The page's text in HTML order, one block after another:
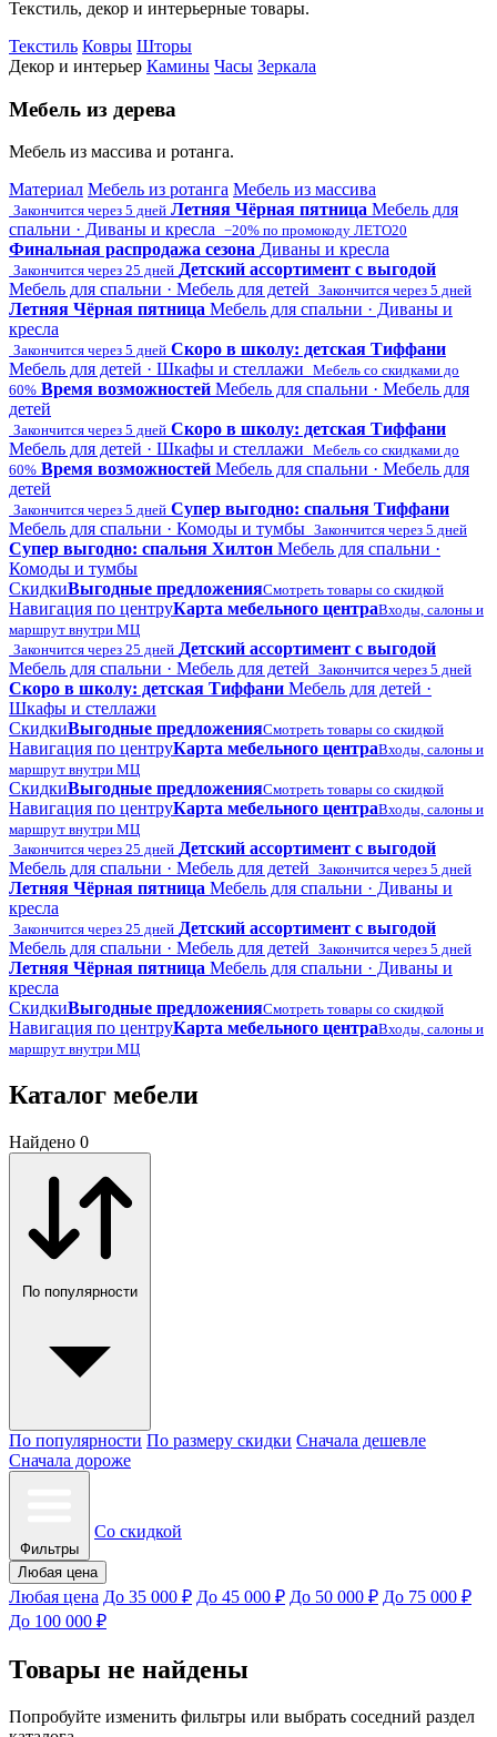
Текстиль, декор и интерьерные товары.
Текстиль Ковры Шторы
Декор и интерьер Камины Часы Зеркала
Мебель из дерева
Мебель из массива и ротанга.
Материал Мебель из ротанга Мебель из массива
Закончится через 5 дней Летняя Чёрная пятница Мебель для
спальни · Диваны и кресла −20% по промокоду ЛЕТО20
Финальная распродажа сезона Диваны и кресла
Закончится через 25 дней Детский ассортимент с выгодой
Мебель для спальни · Мебель для детей Закончится через 5 дней
Летняя Чёрная пятница Мебель для спальни · Диваны и
кресла
Закончится через 5 дней Скоро в школу: детская Тиффани
Мебель для детей · Шкафы и стеллажи Мебель со скидками до
60% Время возможностей Мебель для спальни · Мебель для
детей
Закончится через 5 дней Скоро в школу: детская Тиффани
Мебель для детей · Шкафы и стеллажи Мебель со скидками до
60% Время возможностей Мебель для спальни · Мебель для
детей
Закончится через 5 дней Супер выгодно: спальня Тиффани
Мебель для спальни · Комоды и тумбы Закончится через 5 дней
Супер выгодно: спальня Хилтон Мебель для спальни ·
Комоды и тумбы
СкидкиВыгодные предложенияСмотреть товары со скидкой
Навигация по центруКарта мебельного центраВходы, салоны и
маршрут внутри МЦ
Закончится через 25 дней Детский ассортимент с выгодой
Мебель для спальни · Мебель для детей Закончится через 5 дней
Скоро в школу: детская Тиффани Мебель для детей ·
Шкафы и стеллажи
СкидкиВыгодные предложенияСмотреть товары со скидкой
Навигация по центруКарта мебельного центраВходы, салоны и
маршрут внутри МЦ
СкидкиВыгодные предложенияСмотреть товары со скидкой
Навигация по центруКарта мебельного центраВходы, салоны и
маршрут внутри МЦ
Закончится через 25 дней Детский ассортимент с выгодой
Мебель для спальни · Мебель для детей Закончится через 5 дней
Летняя Чёрная пятница Мебель для спальни · Диваны и
кресла
Закончится через 25 дней Детский ассортимент с выгодой
Мебель для спальни · Мебель для детей Закончится через 5 дней
Летняя Чёрная пятница Мебель для спальни · Диваны и
кресла
СкидкиВыгодные предложенияСмотреть товары со скидкой
Навигация по центруКарта мебельного центраВходы, салоны и
маршрут внутри МЦ
Каталог мебели
Найдено 0
По популярности
По популярности По размеру скидки Сначала дешевле
Сначала дороже
Фильтры
Со скидкой
Любая цена
Любая цена До 35 000 ₽ До 45 000 ₽ До 50 000 ₽ До 75 000 ₽
До 100 000 ₽
Товары не найдены
Попробуйте изменить фильтры или выбрать соседний раздел